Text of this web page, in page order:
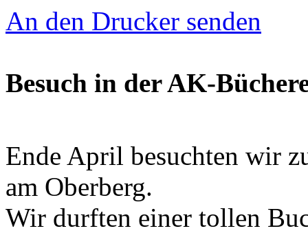
An den Drucker senden
Besuch in der AK-
Ende April besuchten wir
am Oberberg.
Wir durften einer tollen